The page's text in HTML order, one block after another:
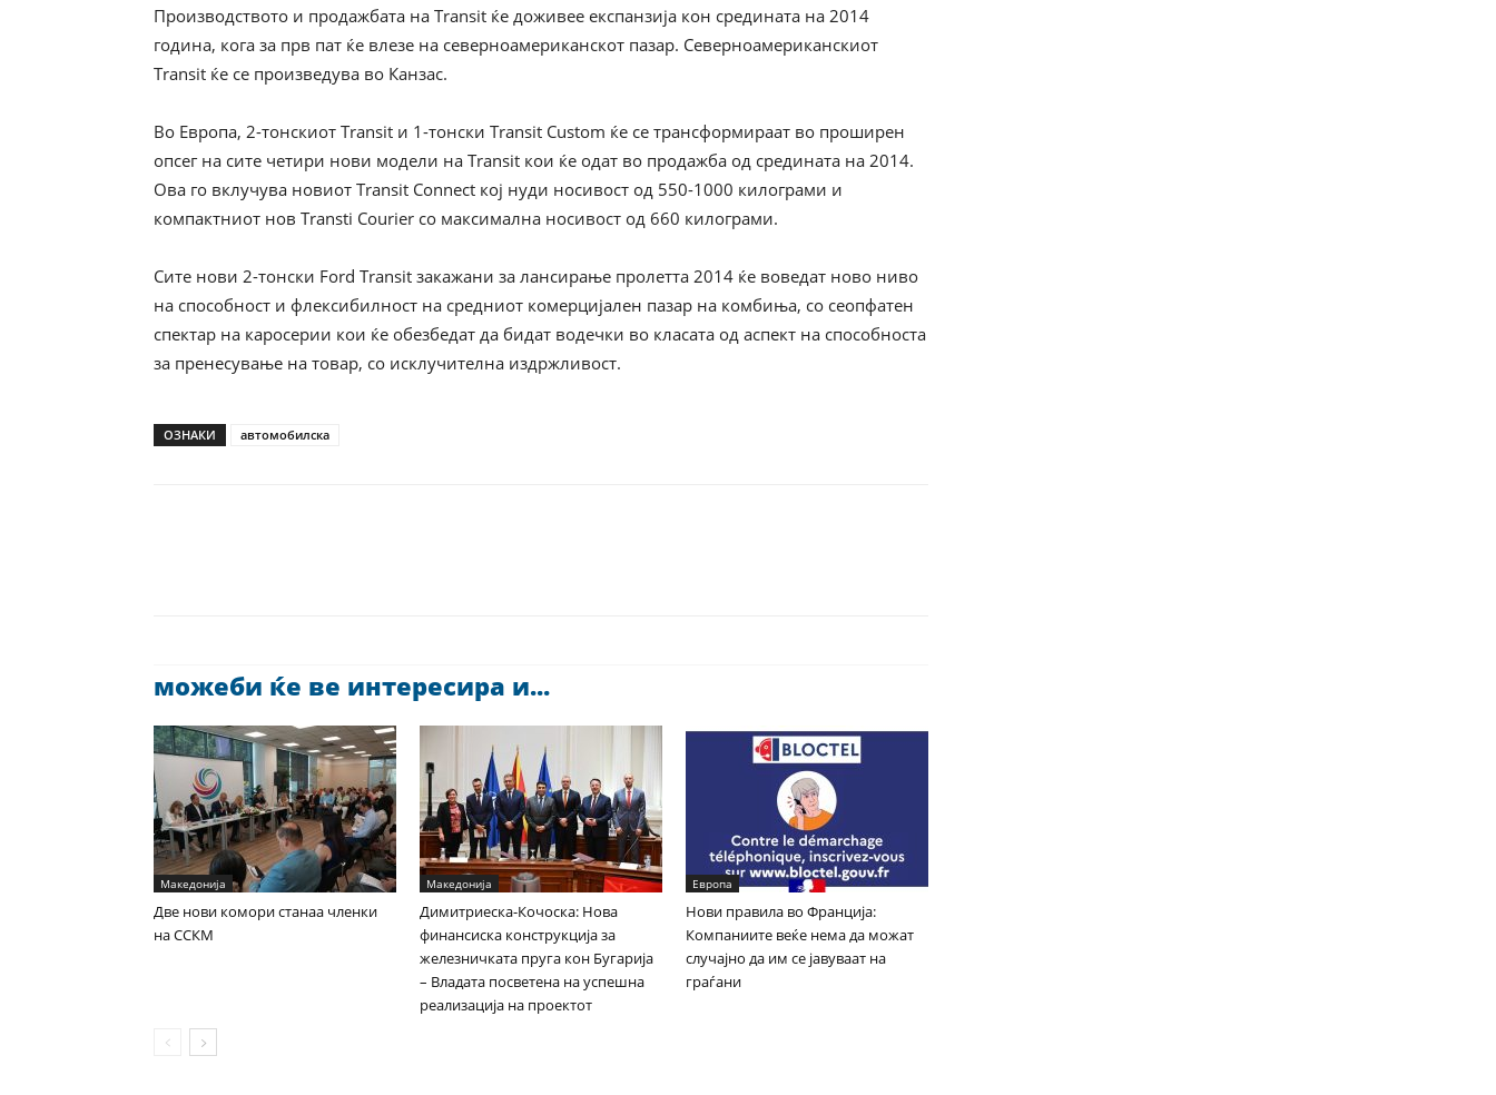
Производството и продажбата на Transit ќе доживее експанзија кон средината на 2014
година, кога за прв пат ќе влезе на северноамериканскот пазар. Северноамериканскиот
Transit ќе се произведува во Канзас.
Во Европа, 2-тонскиот Transit и 1-тонски Transit Custom ќе се трансформираат во проширен
опсег на сите четири нови модели на Transit кои ќе одат во продажба од средината на 2014.
Ова го вклучува новиот Transit Connect кој нуди носивост од 550-1000 килограми и
компактниот нов Transti Courier со максимална носивост од 660 килограми.
Сите нови 2-тонски Ford Transit закажани за лансирање пролетта 2014 ќе воведат ново ниво
на способност и флексибилност на средниот комерцијален пазар на комбиња, со сеопфатен
спектар на каросерии кои ќе обезбедат да бидат водечки во класата од аспект на способноста
за пренесување на товар, со исклучителна издржливост.
ОЗНАКИ автомобилска
можеби ќе ве интересира и...
Македонија
Две нови комори станаа членки
на ССКМ
Македонија
Димитриеска-Кочоска: Нова
финансиска конструкција за
железничката пруга кон Бугарија
– Владата посветена на успешна
реализација на проектот
Европа
Нови правила во Франција:
Компаниите веќе нема да можат
случајно да им се јавуваат на
граѓани